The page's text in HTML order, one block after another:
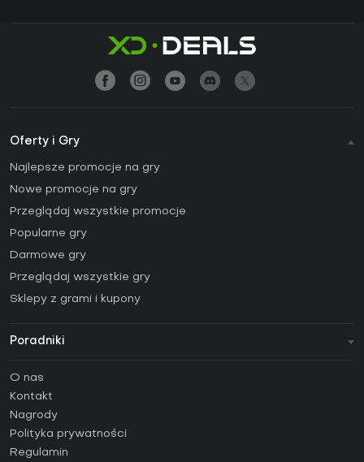
Oferty i Gry
Najlepsze promocje na gry
Nowe promocje na gry
Przeglądaj wszystkie promocje
Popularne gry
Darmowe gry
Przeglądaj wszystkie gry
Sklepy z grami i kupony
Poradniki
Poradniki
Jak aktywować klucz Steam (CD Key)?
Jak aktywować klucz Epic Games (CD Key)?
Jak aktywować klucz GOG (CD Key)?
O nas
Kontakt
Nagrody
Polityka prywatności
Regulamin